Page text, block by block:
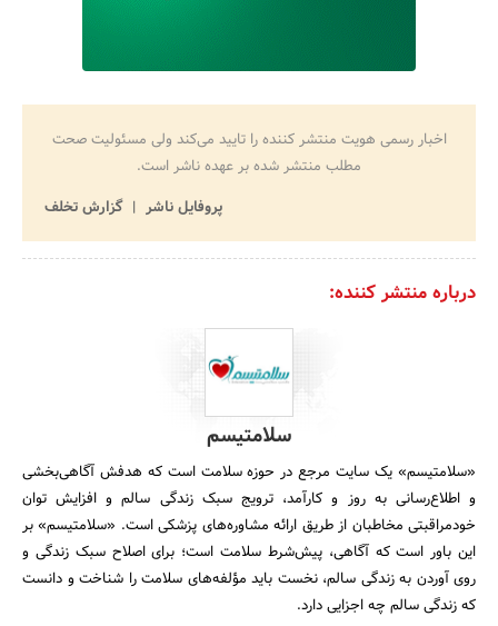
اخبار رسمی هویت منتشر کننده را تایید می‌کند ولی مسئولیت صحت
مطلب منتشر شده بر عهده ناشر است.
پروفایل ناشر
گزارش تخلف
درباره منتشر کننده:
سلامتیسم
«سلامتیسم» یک سایت مرجع در حوزه سلامت است که هدفش آگاهی‌بخشی
و اطلاع‌رسانی به روز و کارآمد، ترویج سبک زندگی سالم و افزایش توان
خودمراقبتی مخاطبان از طریق ارائه مشاوره‌های پزشکی است. «سلامتیسم» بر
این باور است که آگاهی، پیش‌شرط سلامت است؛ برای اصلاح سبک زندگی و
روی آوردن به زندگی سالم، نخست باید مؤلفه‌های سلامت را شناخت و دانست
که زندگی سالم چه اجزایی دارد.